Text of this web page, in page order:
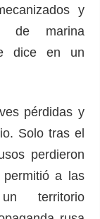
y
de marina
dice en un
pérdidas y
Solo tras el
perdieron
a las
territorio